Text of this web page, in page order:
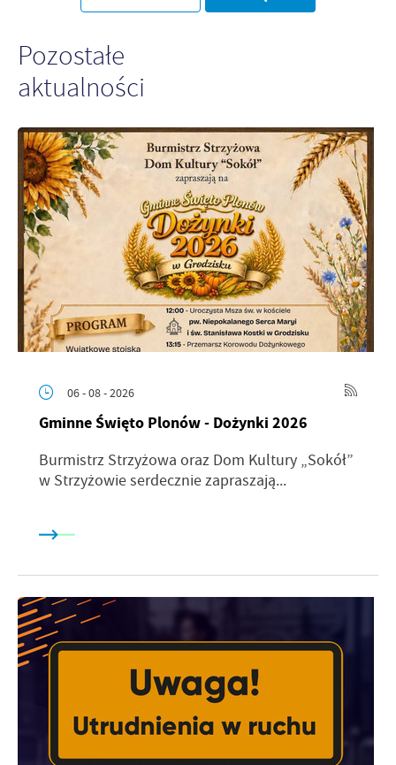
Pozostałe
aktualności
06 - 08 - 2026
Gminne Święto Plonów - Dożynki 2026
Burmistrz Strzyżowa oraz Dom Kultury „Sokół”
w Strzyżowie serdecznie zapraszają...